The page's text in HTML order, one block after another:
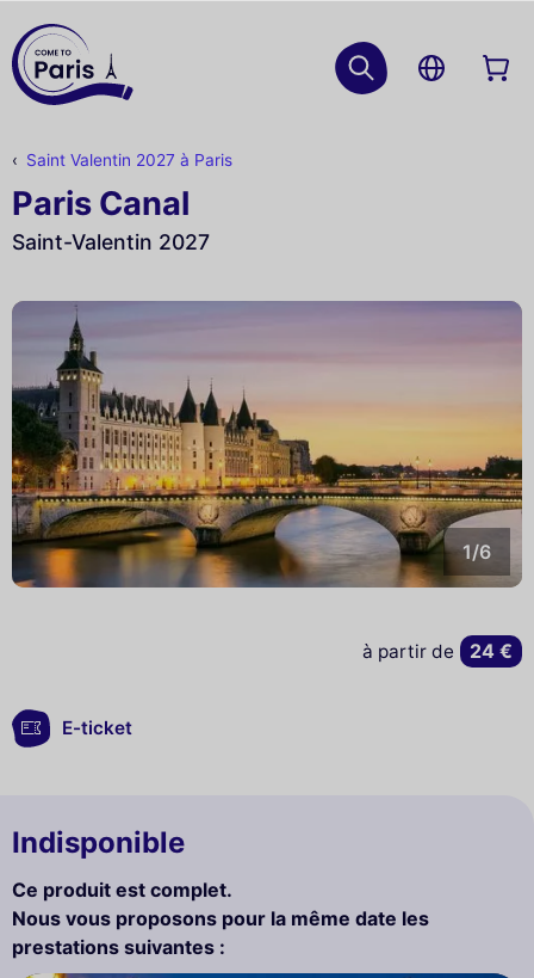
Saint Valentin 2027 à Paris
Paris Canal
Saint-Valentin 2027
1/6
E-ticket
à partir de 24 €
Indisponible
Ce produit est complet.
Nous vous proposons pour la même date les
prestations suivantes :